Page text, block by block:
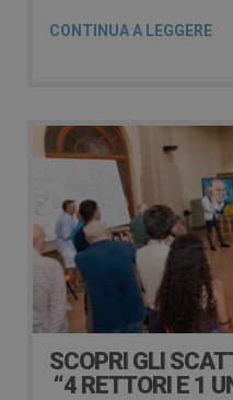
CONTINUA A LEGGERE
SCOPRI GLI
“4 RETTORI E 1